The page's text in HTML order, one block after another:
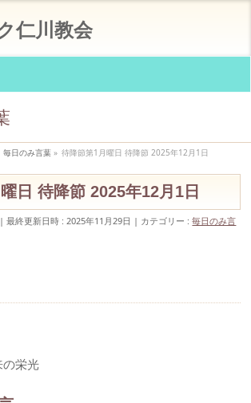
毎日のみ言葉 » 待降節第1月曜日 待降節 2025年12月1日
日 待降節 2025年12月1日
最終更新日時 : 2025年11月29日 カテゴリー :毎日のみ言
栄光